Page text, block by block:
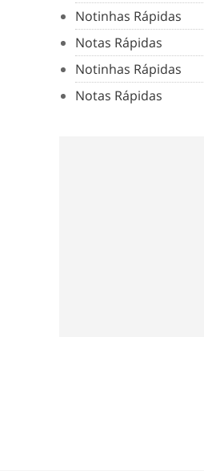
Notinhas Rápidas
Notas Rápidas
Notinhas Rápidas
Notas Rápidas